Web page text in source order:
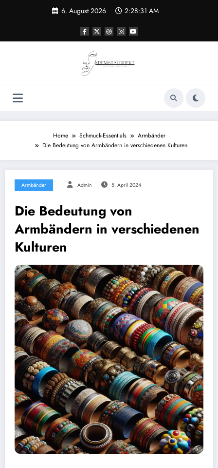
6. August 2026 2:28:31 AM
Home Schmuck-Essentials
Armbänder
Die Bedeutung von Armbändern in verschiedenen Kulturen
Armbänder Admin 5. April 2024
Die Bedeutung von
Armbändern in verschiedenen
Kulturen